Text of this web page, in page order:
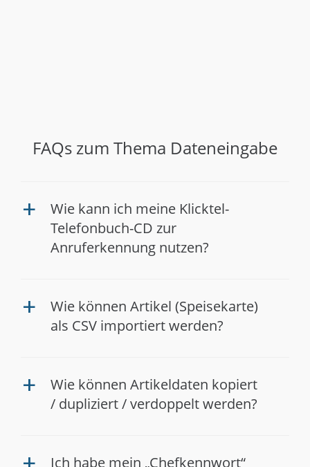
FAQs zum Thema Dateneingabe
a
Wie kann ich meine Klicktel-
Telefonbuch-CD zur
Anruferkennung nutzen?
a
Wie können Artikel (Speisekarte)
als CSV importiert werden?
a
Wie können Artikeldaten kopiert
/ dupliziert / verdoppelt werden?
Ich habe mein „Chefkennwort“